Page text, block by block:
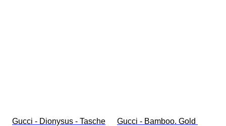
Gucci - Dionysus - Tasche
Gucci - Bamboo. Gold